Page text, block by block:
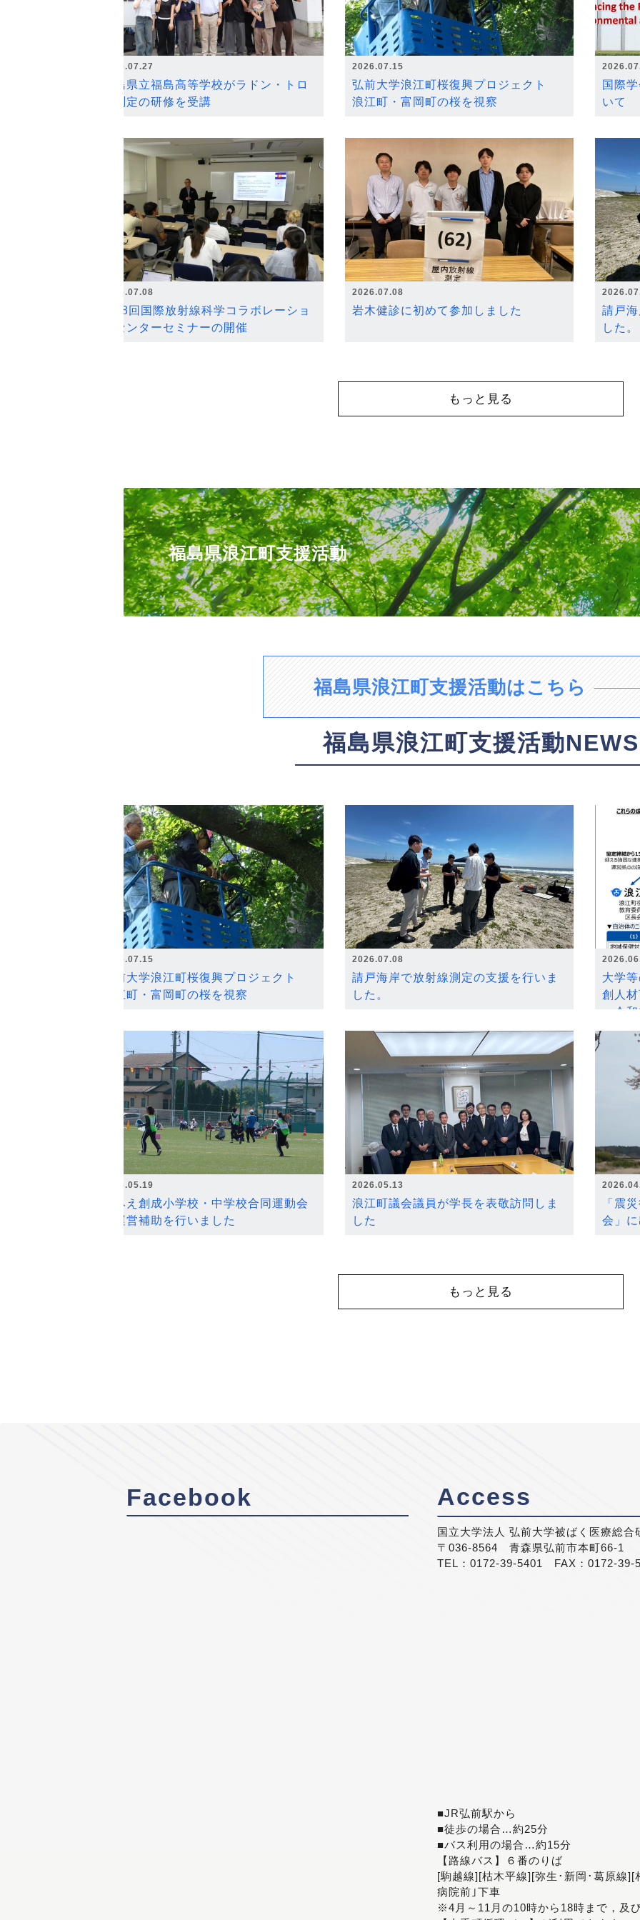
2026.07.27
福島県立福島高等学校がラドン・トロ
ン測定の研修を受講
2026.07.15
弘前大学浪江町桜復興プロジェクト
浪江町・富岡町の桜を視察
国際
いて
2026.07.08
第18回国際放射線科学コラボレーショ
ンセンターセミナーの開催
2026.07.08
岩木健診に初めて参加しました
請戸
した。
もっと見る
福島県浪江町支援活動
福島県浪江町支援活動はこちら
福島県浪江町支援活動NEWS
2026.07.15
弘前大学浪江町桜復興プロジェクト
浪江町・富岡町の桜を視察
2026.07.08
請戸海岸で放射線測定の支援を行いま
した。
大学
創人
～令
2026.05.19
なみえ創成小学校・中学校合同運動会
の運営補助を行いました
2026.05.13
浪江町議会議員が学長を表敬訪問しま
した
「震
会」
もっと見る
Facebook Access
国立大学法人 弘前大学被ばく医療総合
〒036-8564 青森県弘前市本町66-1
TEL：0172-39-5401 FAX：0172-39-
■JR弘前駅から
■徒歩の場合…約25分
■バス利用の場合…約15分
【路線バス】６番のりば
[駒越線][枯木平線][弥生･新岡･葛原線
病院前｣下車
※4月～11月の10時から18時まで，及